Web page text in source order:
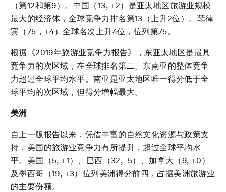
（第12和第9）。中国（13, +2）是亚太地区旅游业规模
最大的经济体，全球竞争力排名第13（上升2位）。菲律
宾（75，+4）全球名次上升4位，位列第75。
根据《2019年旅游业竞争力报告》，东亚太地区是最具
竞争力的次区域，在全球排名第二。东南亚的整体竞争
力超过全球平均水平。南亚是亚太地区唯一得分低于全
球平均的次区域，但得分增幅最大。
美洲
自上一版报告以来，凭借丰富的自然文化资源与政策支
持，美国的旅游业竞争力有所提升，超过全球平均水
平。美国（5, +1）、巴西（32, -5）、加拿大（9, +0）
及墨西哥（19, +3）位列美洲得分前四，占据美洲旅游业
的主要份额。